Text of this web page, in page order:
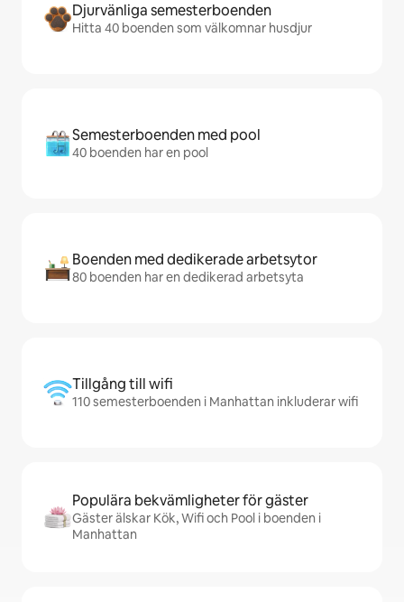
Djurvänliga semesterboenden
Hitta 40 boenden som välkomnar husdjur
Semesterboenden med pool
40 boenden har en pool
Boenden med dedikerade arbetsytor
80 boenden har en dedikerad arbetsyta
Tillgång till wifi
110 semesterboenden i Manhattan inkluderar wifi
Populära bekvämligheter för gäster
Gäster älskar Kök, Wifi och Pool i boenden i
Manhattan